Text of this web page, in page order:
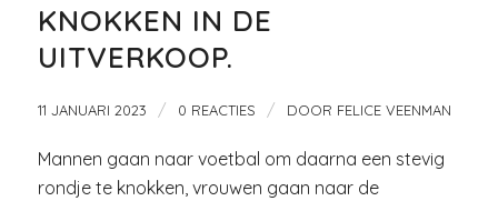
KNOKKEN IN DE
UITVERKOOP.
11 JANUARI 2023 / 0 REACTIES / DOOR FELICE VEENMAN
Mannen gaan naar voetbal om daarna een stevig
rondje te knokken, vrouwen gaan naar de